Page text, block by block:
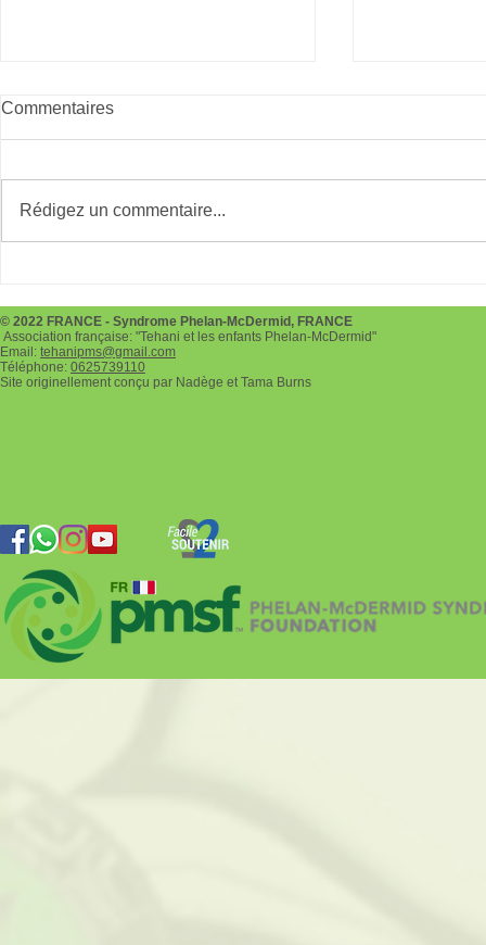
Commentaires
Rédigez un commentaire...
© 2022 FRANCE - Syndrome Phelan-McDermid, FRANCE
Association française: "Tehani et les enfants Phelan-McDermid"
Email: tehanipms@gmail.com
Téléphone: 0625739110
Site originellement conçu par Nadège et Tama Burns